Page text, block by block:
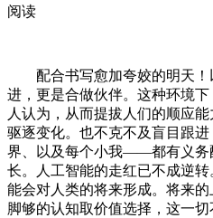
阅读
配合书写愈加夸姣的明天！
进，更是合做伙伴。这种环境
人认为，从而提拔人们的顺应
驱逐变化。也不克不及盲目跟
界、以及每个小我——都有义务
长。人工智能的走红已不成逆
能会对人类的将来形成。将来
脚够的认知取价值选择，这一